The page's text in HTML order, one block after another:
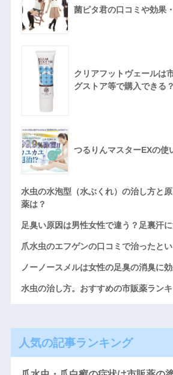
菌ピタ君の口コミや効果
クリアフットヴェールは
グストア等で購入できる？
つるりんマスターEXの使
水虫の水泡型（水ぶくれ）の治し方と
薬は？
足臭い原因は男性女性で違う？足裏汗
爪水虫のエフゲンの口コミで治ったと
ノーノースメルは女性の足臭の消臭に
水虫の治し方。おすすめの市販薬ランキ
人気の記事ランキング